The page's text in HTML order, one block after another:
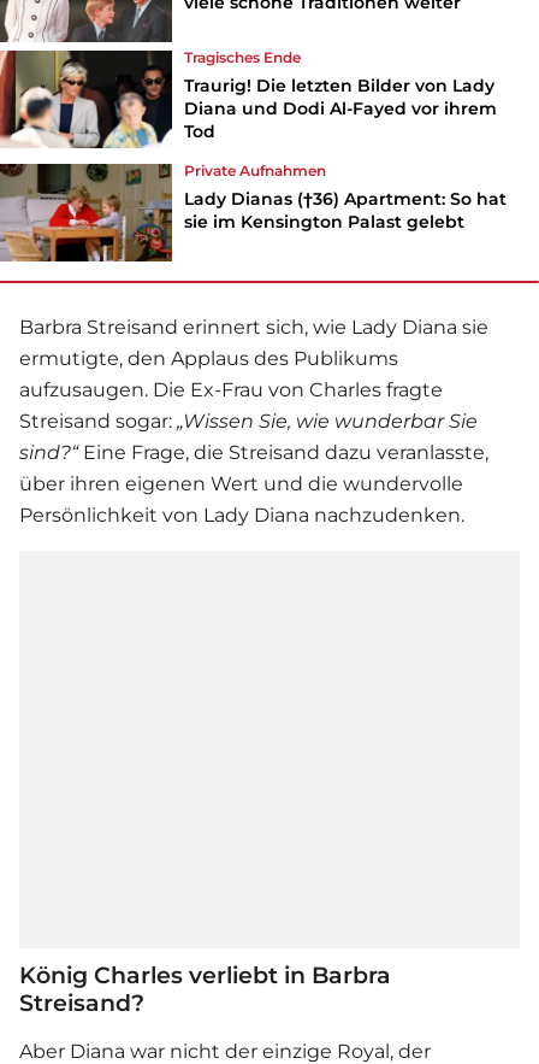
Tragisches Ende
Traurig! Die letzten Bilder von Lady
Diana und Dodi Al-Fayed vor ihrem
Tod
Private Aufnahmen
Lady Dianas (†36) Apartment: So hat
sie im Kensington Palast gelebt
Barbra Streisand erinnert sich, wie Lady Diana sie
ermutigte, den Applaus des Publikums
aufzusaugen. Die Ex-Frau von Charles fragte
Streisand sogar: „Wissen Sie, wie wunderbar Sie
sind?“Eine Frage, die Streisand dazu veranlasste,
über ihren eigenen Wert und die wundervolle
Persönlichkeit von Lady Diana nachzudenken.
König Charles verliebt in Barbra
Streisand?
Aber Diana war nicht der einzige Royal, der